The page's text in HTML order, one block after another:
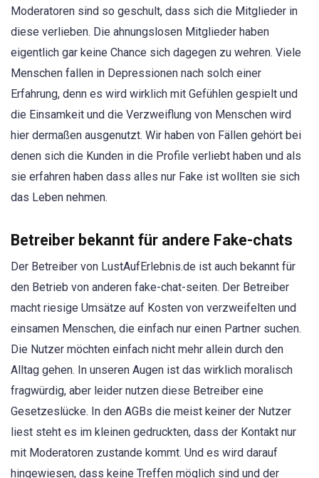
Moderatoren sind so geschult, dass sich die Mitglieder in
diese verlieben. Die ahnungslosen Mitglieder haben
eigentlich gar keine Chance sich dagegen zu wehren. Viele
Menschen fallen in Depressionen nach solch einer
Erfahrung, denn es wird wirklich mit Gefühlen gespielt und
die Einsamkeit und die Verzweiflung von Menschen wird
hier dermaßen ausgenutzt. Wir haben von Fällen gehört bei
denen sich die Kunden in die Profile verliebt haben und als
sie erfahren haben dass alles nur Fake ist wollten sie sich
das Leben nehmen.
Betreiber bekannt für andere Fake-chats
Der Betreiber von LustAufErlebnis.de ist auch bekannt für
den Betrieb von anderen fake-chat-seiten. Der Betreiber
macht riesige Umsätze auf Kosten von verzweifelten und
einsamen Menschen, die einfach nur einen Partner suchen.
Die Nutzer möchten einfach nicht mehr allein durch den
Alltag gehen. In unseren Augen ist das wirklich moralisch
fragwürdig, aber leider nutzen diese Betreiber eine
Gesetzeslücke. In den AGBs die meist keiner der Nutzer
liest steht es im kleinen gedruckten, dass der Kontakt nur
mit Moderatoren zustande kommt. Und es wird darauf
hingewiesen, dass keine Treffen möglich sind und der